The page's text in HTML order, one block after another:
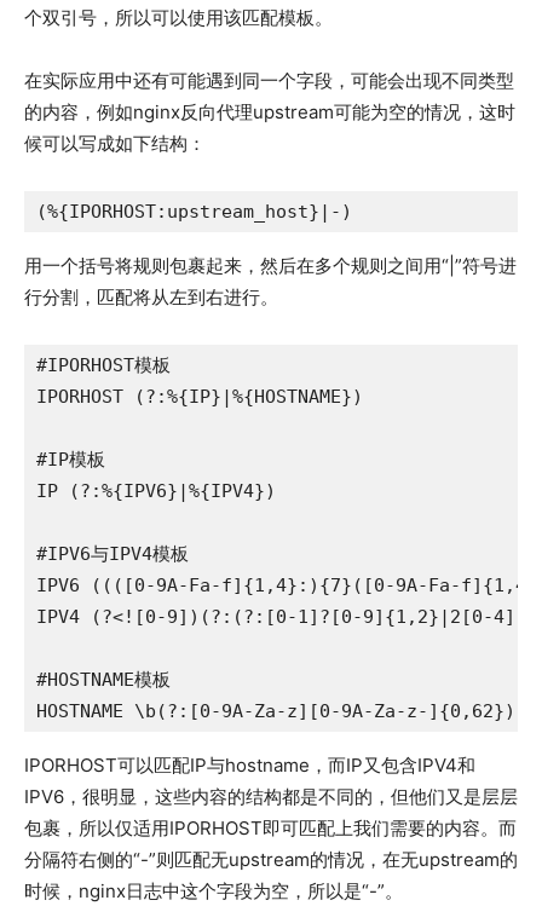
个双引号，所以可以使用该匹配模板。
在实际应用中还有可能遇到同一个字段，可能会出现不同类型
的内容，例如nginx反向代理upstream可能为空的情况，这时
候可以写成如下结构：
(%{IPORHOST:upstream_host}|-)
用一个括号将规则包裹起来，然后在多个规则之间用“|”符号进
行分割，匹配将从左到右进行。
#IPORHOST模板
IPORHOST (?:%{IP}|%{HOSTNAME})
#IP模板
IP (?:%{IPV6}|%{IPV4})
#IPV6与IPV4模板
IPV6 ((([0-9A-Fa-f]{1,4}:){7}([0-9A-Fa-
IPV4 (?<![0-9])(?:(?:[0-1]?[0-9]{1,2}|2[0-
#HOSTNAME模板
HOSTNAME \b(?:[0-9A-Za-z][0-9A-Za-z-
IPORHOST可以匹配IP与hostname，而IP又包含IPV4和
IPV6，很明显，这些内容的结构都是不同的，但他们又是层层
包裹，所以仅适用IPORHOST即可匹配上我们需要的内容。而
分隔符右侧的“-”则匹配无upstream的情况，在无upstream的
时候，nginx日志中这个字段为空，所以是“-”。